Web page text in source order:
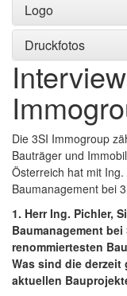
Logo
Druckfotos
Die 3SI Immogroup
Bauträger und
Österreich hat mit
Baumanagement bei
1. Herr Ing. Pichler,
Baumanagement
renommiertesten
Was sind die
aktuellen